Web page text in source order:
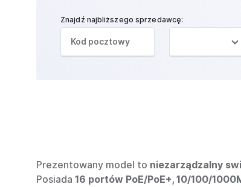
Znajdź najbliższego sprzedawcę:
Prezentowany model to niezarządzalny
Posiada 16 portów PoE/PoE+, 10/100/